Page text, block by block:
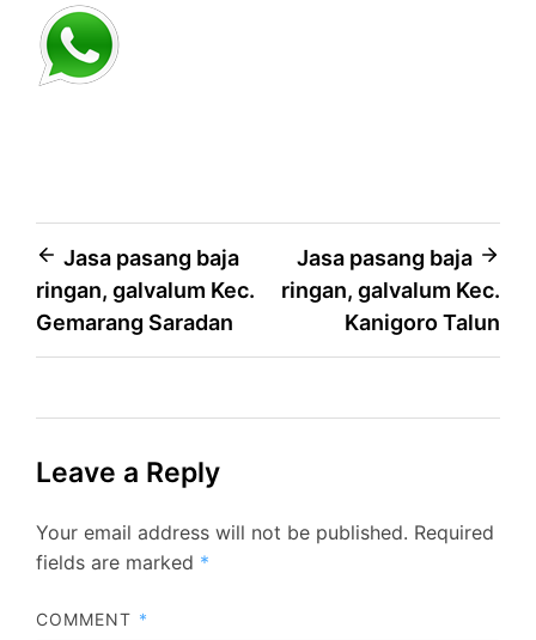
Post
navigation
Jasa pasang baja
ringan, galvalum Kec.
Gemarang Saradan
Jasa pasang baja
ringan, galvalum Kec.
Kanigoro Talun
Leave a Reply
Your email address will not be published. Required
fields are marked *
COMMENT *